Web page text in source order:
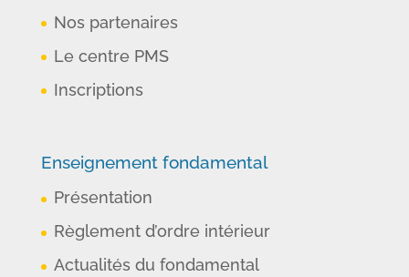
Nos partenaires
Le centre PMS
Inscriptions
Enseignement fondamental
Présentation
Règlement d’ordre intérieur
Actualités du fondamental